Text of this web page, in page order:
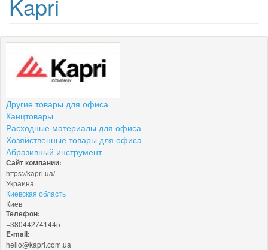
Kapri
Другие товары для офиса
Канцтовары
Расходные материалы для офиса
Хозяйственные товары для офиса
Абразивный инструмент
Сайт компании:
https://kapri.ua/
Украина
Киевская область
Киев
Телефон:
+380442741445
E-mail:
hello@kapri.com.ua